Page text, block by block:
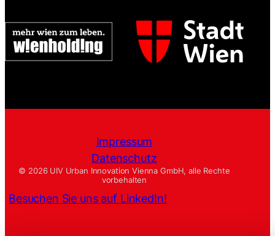
Impressum
Datenschutz
© 2026 UIV Urban Innovation Vienna GmbH, alle Rechte
vorbehalten
Besuchen Sie uns auf LinkedIn!